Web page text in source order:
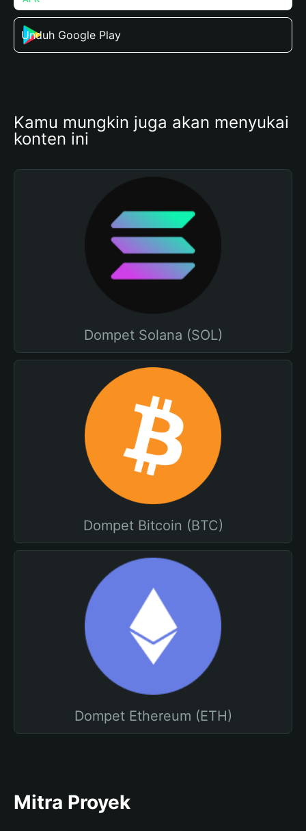
Unduh Google Play
Kamu mungkin juga akan menyukai
konten ini
Dompet Solana (SOL)
Dompet Bitcoin (BTC)
Dompet Ethereum (ETH)
Mitra Proyek